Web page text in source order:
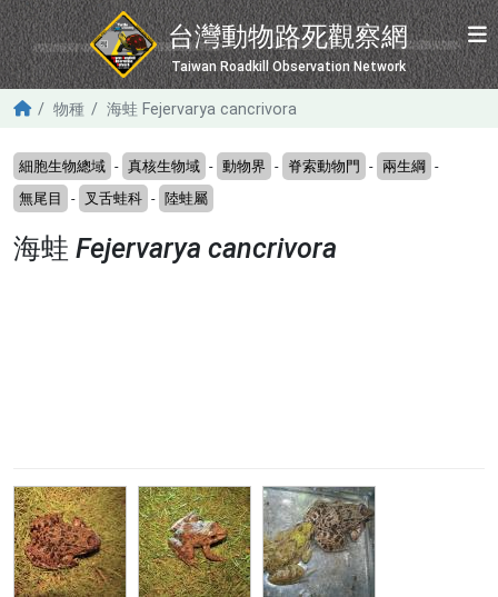
移至主內容
台灣動物路死觀察網
Taiwan Roadkill Observation Network
物種 海蛙 Fejervarya cancrivora
細胞生物總域 - 真核生物域 - 動物界 - 脊索動物門 - 兩生綱 -
無尾目
- 叉舌蛙科 - 陸蛙屬
海蛙 Fejervarya cancrivora